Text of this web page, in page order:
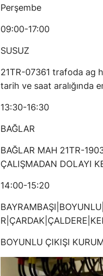
Perşembe
09:00-17:00
SUSUZ
21TR-07361 trafoda ag
tarih ve saat aralığında
13:30-16:30
BAĞLAR
BAĞLAR MAH 21TR-
ÇALIŞMADAN DOLAYI
14:00-15:20
BOYUNLU ÇIKIŞI